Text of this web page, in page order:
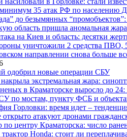
35 атак РФ по населению
до безымянных
область пришла аномальная
на Киев и область: десятки
уничтожили 2 средства ПВО,
направлении снова больше
одобрил новые операции СБУ
экстремальная жара:
в Краматорске выросло до
по мостам, пункту ФСБ и
Горловки: время идет –
открыто атакуют дронами
по центру Краматорска: число
Honda: стоит ли